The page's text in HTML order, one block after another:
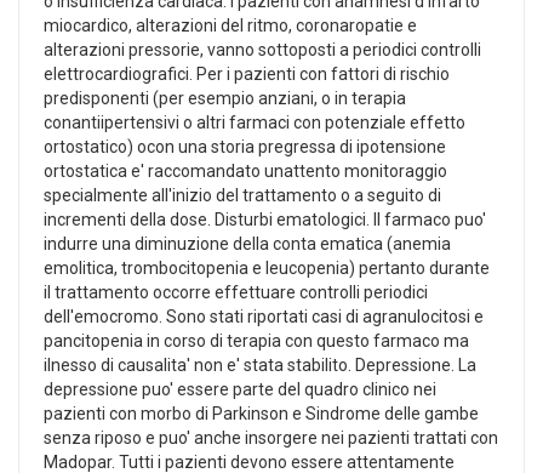
miocardico, alterazioni del ritmo, coronaropatie e
alterazioni pressorie, vanno sottoposti a periodici controlli
elettrocardiografici. Per i pazienti con fattori di rischio
predisponenti (per esempio anziani, o in terapia
conantiipertensivi o altri farmaci con potenziale effetto
ortostatico) ocon una storia pregressa di ipotensione
ortostatica e' raccomandato unattento monitoraggio
specialmente all'inizio del trattamento o a seguito di
incrementi della dose. Disturbi ematologici. Il farmaco puo'
indurre una diminuzione della conta ematica (anemia
emolitica, trombocitopenia e leucopenia) pertanto durante
il trattamento occorre effettuare controlli periodici
dell'emocromo. Sono stati riportati casi di agranulocitosi e
pancitopenia in corso di terapia con questo farmaco ma
ilnesso di causalita' non e' stata stabilito. Depressione. La
depressione puo' essere parte del quadro clinico nei
pazienti con morbo di Parkinson e Sindrome delle gambe
senza riposo e puo' anche insorgere nei pazienti trattati con
Madopar. Tutti i pazienti devono essere attentamente